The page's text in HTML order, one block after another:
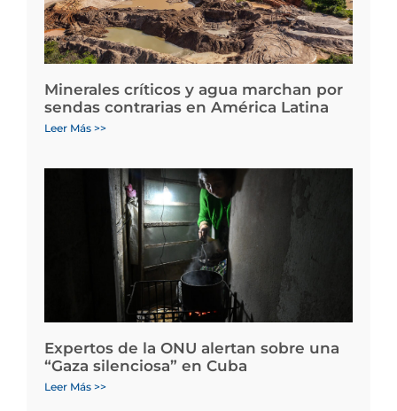
Minerales críticos y agua marchan por
sendas contrarias en América Latina
Leer Más >>
Expertos de la ONU alertan sobre una
“Gaza silenciosa” en Cuba
Leer Más >>